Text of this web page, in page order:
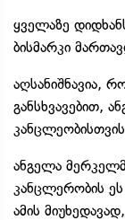
ყველაზე
ბისმარკი
აღსანიშნავია,
განსხვავებით,
ანგელა
კანცლერობის
ამის